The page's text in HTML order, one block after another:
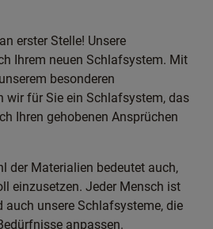
erster Stelle! Unsere
Ihrem neuen Schlafsystem. Mit
besonderen
wir für Sie ein Schlafsystem, das
Ihren gehobenen Ansprüchen
der Materialien bedeutet auch,
einzusetzen. Jeder Mensch ist
unsere Schlafsysteme, die
anpassen.